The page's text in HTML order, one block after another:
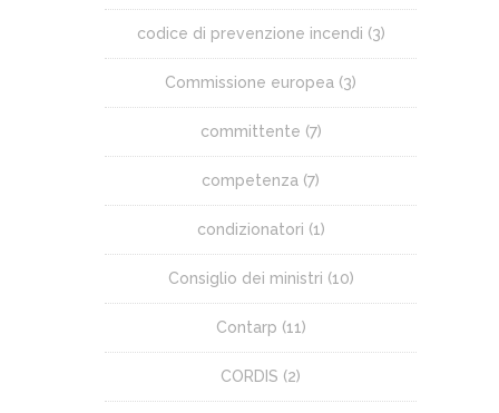
codice di prevenzione incendi (3)
Commissione europea (3)
committente (7)
competenza (7)
condizionatori (1)
Consiglio dei ministri (10)
Contarp (11)
CORDIS (2)